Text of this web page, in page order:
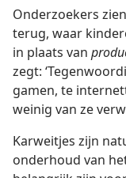
Onderzoekers
terug, waar
in plaats van
zegt:
gamen, te
weinig van ze
Karweitjes zijn
onderhoud van